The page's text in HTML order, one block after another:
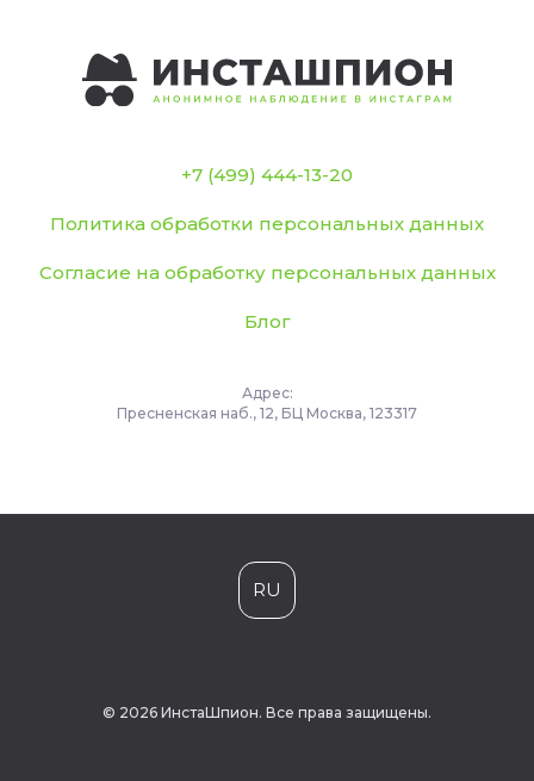
+7 (499) 444-13-20
Политика обработки персональных данных
Согласие на обработку персональных данных
Блог
Адрес:
Пресненская наб., 12, БЦ Москва, 123317
RU
© 2026 ИнстаШпион. Все права защищены.